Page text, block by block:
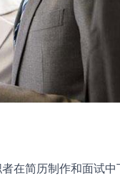
在简历制作和面试